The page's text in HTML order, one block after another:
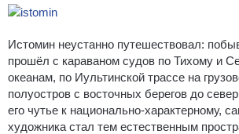
Истомин неустанно путешествовал:
прошёл с караваном судов по Тихому и
океанам, по Иультинской трассе на
полуостров с восточных берегов до
его чутье к национально-характерному,
художника стал тем естественным